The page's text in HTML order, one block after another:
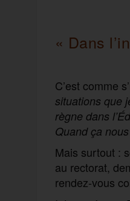
« Dans
C’est comme
situations que
règne dans
Quand ça
Mais surtout :
au rectorat,
rendez-vous